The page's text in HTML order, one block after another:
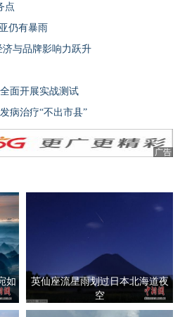
点
仍有暴雨
与品牌影响力跃升
面开展实战测试
病治疗“不出市县”
广告
如
英仙座流星雨划过日本北海道夜
空